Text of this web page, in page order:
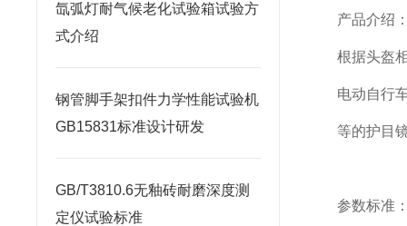
氙弧灯耐气候老化试验箱试验方
式介绍
钢管脚手架扣件力学性能试验机
GB15831标准设计研发
GB/T3810.6无釉砖耐磨深度测
定仪试验标准
产品介绍
根据头盔
电动自行
等的护目
参数标准